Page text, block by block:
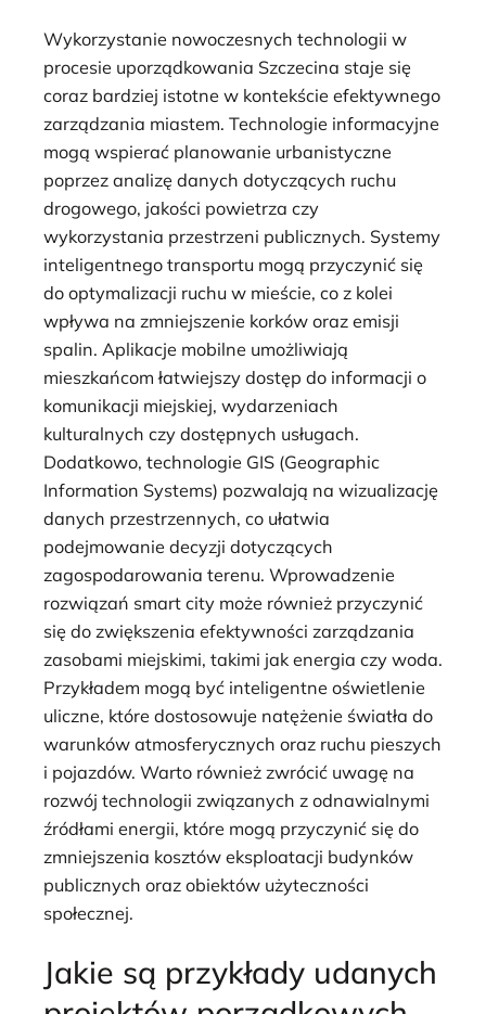
Wykorzystanie nowoczesnych technologii w
procesie uporządkowania Szczecina staje się
coraz bardziej istotne w kontekście efektywnego
zarządzania miastem. Technologie informacyjne
mogą wspierać planowanie urbanistyczne
poprzez analizę danych dotyczących ruchu
drogowego, jakości powietrza czy
wykorzystania przestrzeni publicznych. Systemy
inteligentnego transportu mogą przyczynić się
do optymalizacji ruchu w mieście, co z kolei
wpływa na zmniejszenie korków oraz emisji
spalin. Aplikacje mobilne umożliwiają
mieszkańcom łatwiejszy dostęp do informacji o
komunikacji miejskiej, wydarzeniach
kulturalnych czy dostępnych usługach.
Dodatkowo, technologie GIS (Geographic
Information Systems) pozwalają na wizualizację
danych przestrzennych, co ułatwia
podejmowanie decyzji dotyczących
zagospodarowania terenu. Wprowadzenie
rozwiązań smart city może również przyczynić
się do zwiększenia efektywności zarządzania
zasobami miejskimi, takimi jak energia czy woda.
Przykładem mogą być inteligentne oświetlenie
uliczne, które dostosowuje natężenie światła do
warunków atmosferycznych oraz ruchu pieszych
i pojazdów. Warto również zwrócić uwagę na
rozwój technologii związanych z odnawialnymi
źródłami energii, które mogą przyczynić się do
zmniejszenia kosztów eksploatacji budynków
publicznych oraz obiektów użyteczności
społecznej.
Jakie są przykłady udanych